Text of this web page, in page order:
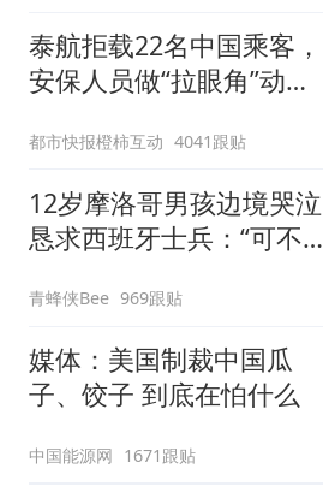
泰航拒载22名中国乘客，
安保人员做“拉眼角”动
拒绝登机决定由航司作
出；亲历者：曾承诺免费
改签但没兑现
都市快报橙柿互动 4041跟贴
12岁摩洛哥男孩边境哭泣
恳求西班牙士兵：“可不可
青蜂侠Bee 969跟贴
媒体：美国制裁中国瓜
子、饺子 到底在怕什么
中国能源网 1671跟贴